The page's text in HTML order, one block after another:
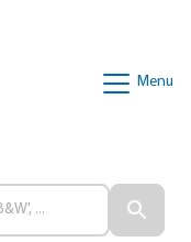
Menu